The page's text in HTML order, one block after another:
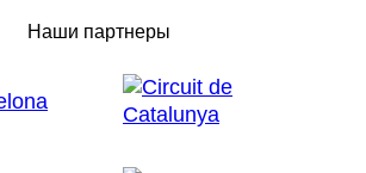
Наши партнеры